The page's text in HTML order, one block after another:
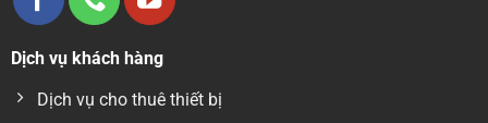
Dịch vụ khách hàng
Dịch vụ cho thuê thiết bị